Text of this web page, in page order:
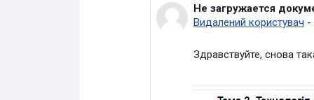
У відповідь на Петруша
Не загружается
Видалений користувач -
Здравствуйте, снова